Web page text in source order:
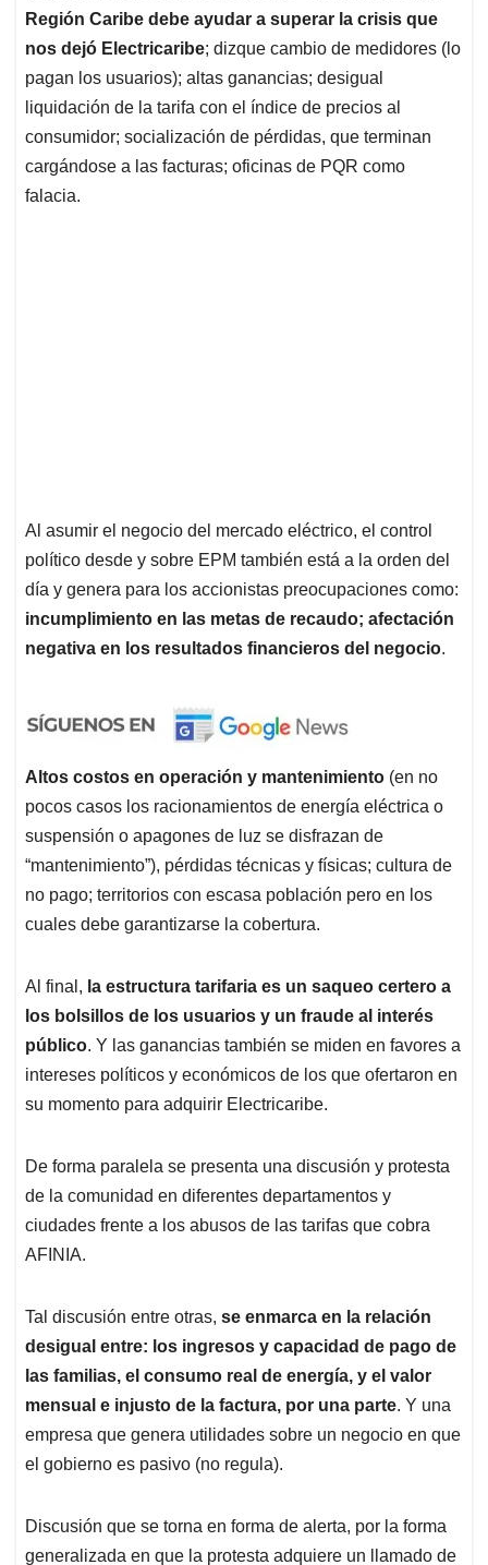
Región Caribe debe ayudar a superar la crisis que
nos dejó Electricaribe; dizque cambio de medidores (lo
pagan los usuarios); altas ganancias; desigual
liquidación de la tarifa con el índice de precios al
consumidor; socialización de pérdidas, que terminan
cargándose a las facturas; oficinas de PQR como
falacia.
Al asumir el negocio del mercado eléctrico, el control
político desde y sobre EPM también está a la orden del
día y genera para los accionistas preocupaciones como:
incumplimiento en las metas de recaudo; afectación
negativa en los resultados financieros del negocio.
Altos costos en operación y mantenimiento (en no
pocos casos los racionamientos de energía eléctrica o
suspensión o apagones de luz se disfrazan de
“mantenimiento”), pérdidas técnicas y físicas; cultura de
no pago; territorios con escasa población pero en los
cuales debe garantizarse la cobertura.
Al final, la estructura tarifaria es un saqueo certero a
los bolsillos de los usuarios y un fraude al interés
público. Y las ganancias también se miden en favores a
intereses políticos y económicos de los que ofertaron en
su momento para adquirir Electricaribe.
De forma paralela se presenta una discusión y protesta
de la comunidad en diferentes departamentos y
ciudades frente a los abusos de las tarifas que cobra
AFINIA.
Tal discusión entre otras, se enmarca en la relación
desigual entre: los ingresos y capacidad de pago de
las familias, el consumo real de energía, y el valor
mensual e injusto de la factura, por una parte. Y una
empresa que genera utilidades sobre un negocio en que
el gobierno es pasivo (no regula).
Discusión que se torna en forma de alerta, por la forma
generalizada en que la protesta adquiere un llamado de